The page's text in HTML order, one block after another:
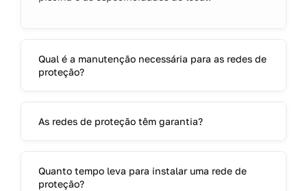
Qual é a manutenção necessária para as redes de
proteção?
As redes de proteção têm garantia?
Quanto tempo leva para instalar uma rede de
proteção?